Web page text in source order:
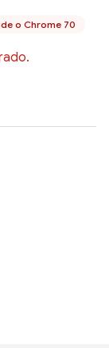
o Chrome 70